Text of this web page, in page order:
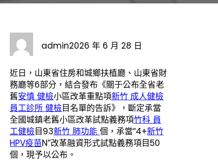
admin2026 年 6 月 28 日
近日，山東省住房和城鄉扶植廳、山東省財
務廳等6部分，結合發布《關于公布全省老
舊安慎 健檢小區改革重點項新竹 成人健檢
員工診所 健檢目名單的告訴》，斷定承當
全國城鎮老舊小區改革試點義務項竹科 員
工健檢目93新竹 肺功能 個，承當“4+新竹
HPV疫苗N”改革融資形式試點義務項目50
個，現予以公布。